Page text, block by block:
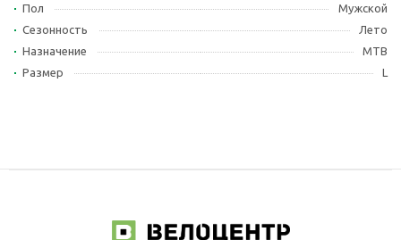
Пол
Мужской
Сезонность
Лето
Назначение
MTB
Размер
L